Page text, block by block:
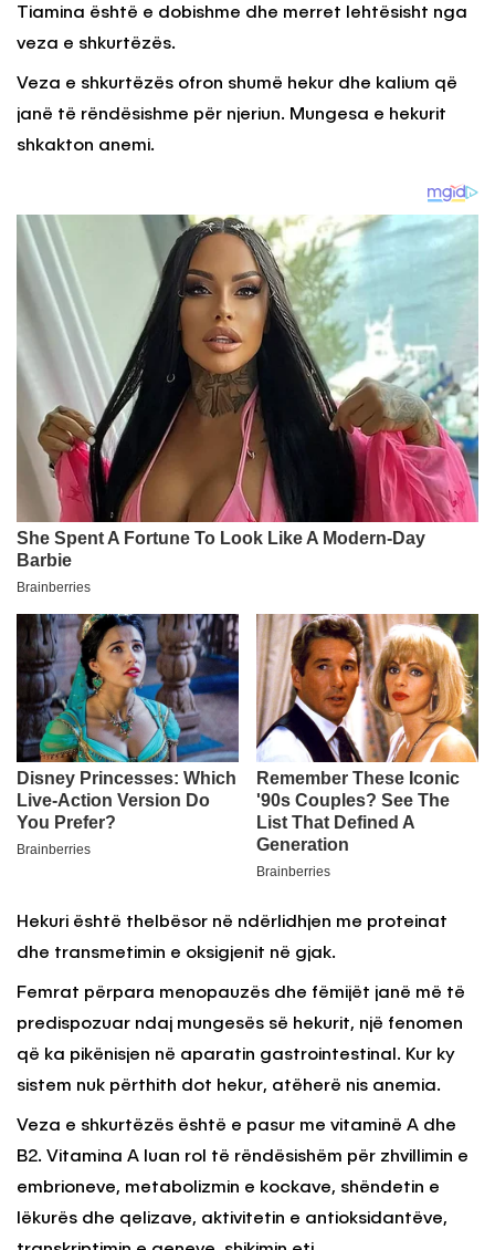
Tiamina është e dobishme dhe merret lehtësisht nga
veza e shkurtëzës.
Veza e shkurtëzës ofron shumë hekur dhe kalium që
janë të rëndësishme për njeriun. Mungesa e hekurit
shkakton anemi.
Hekuri është thelbësor në ndërlidhjen me proteinat
dhe transmetimin e oksigjenit në gjak.
Femrat përpara menopauzës dhe fëmijët janë më të
predispozuar ndaj mungesës së hekurit, një fenomen
që ka pikënisjen në aparatin gastrointestinal. Kur ky
sistem nuk përthith dot hekur, atëherë nis anemia.
Veza e shkurtëzës është e pasur me vitaminë A dhe
B2. Vitamina A luan rol të rëndësishëm për zhvillimin e
embrioneve, metabolizmin e kockave, shëndetin e
lëkurës dhe qelizave, aktivitetin e antioksidantëve,